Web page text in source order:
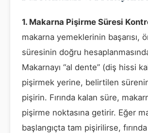
1. Makarna Pişirme Süresi
makarna yemeklerinin başarısı,
süresinin doğru
Makarnayı “al dente” (diş hissi
pişirmek yerine, belirtilen
pişirin. Fırında kalan süre,
pişirme noktasına getirir. Eğer
başlangıçta tam pişirilirse, fırında